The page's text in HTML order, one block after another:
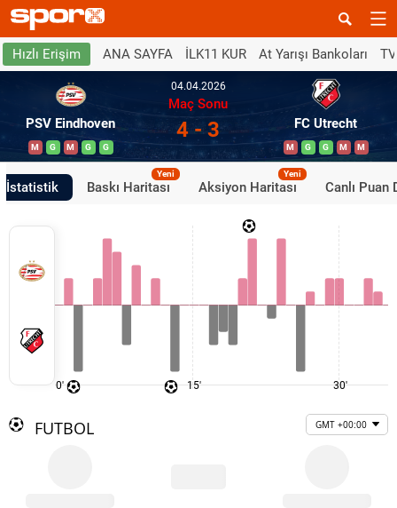
Hızlı Erişim ANA SAYFA İLK11 KUR At Yarışı Bankoları
PSV Eindhoven
M G M G G
04.04.2026
Maç Sonu
4 - 3 FC Utrecht
M G G M M
İstatistik Baskı Haritası
Yeni
Aksiyon Haritası
Yeni
Canlı Puan
0' 15' 30'
FUTBOL GMT +00:00